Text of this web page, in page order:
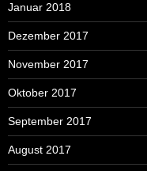
Januar 2018
Dezember 2017
November 2017
Oktober 2017
September 2017
August 2017